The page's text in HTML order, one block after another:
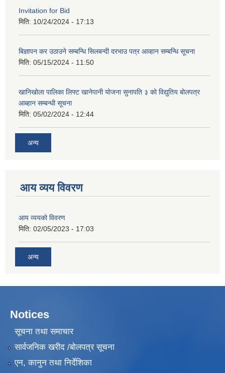
Invitation for Bid
मिति: 10/24/2024 - 17:13
बिज्ञापन कर उठाउने सम्बन्धि सिलबन्दी दरभाउ पत्र आव्हान सम्बन्धि सूचना
मिति: 05/15/2024 - 11:50
खानिखोला पालिका लिफ्ट खानेपानी योजना सुनापति ३ को विद्युतिय बोलपत्र
आब्हान सम्बन्धी सूचना
मिति: 05/02/2024 - 12:44
अन्य
आय व्यय विवरण
आय व्ययको विवरण
मिति: 02/05/2023 - 17:03
अन्य
Notices
सूचना तथा समाचार
सार्वजनिक खरीद /बोलपत्र सूचना
एन, कानुन तथा निर्देशिका